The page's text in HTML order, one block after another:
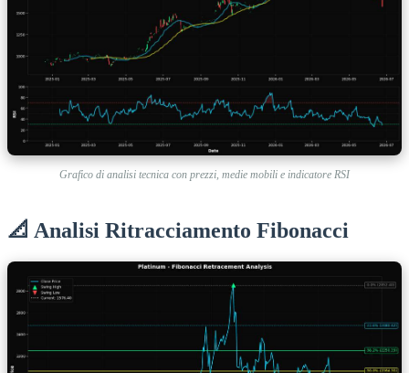
Grafico di analisi tecnica con prezzi, medie mobili e indicatore RSI
📐 Analisi Ritracciamento Fibonacci